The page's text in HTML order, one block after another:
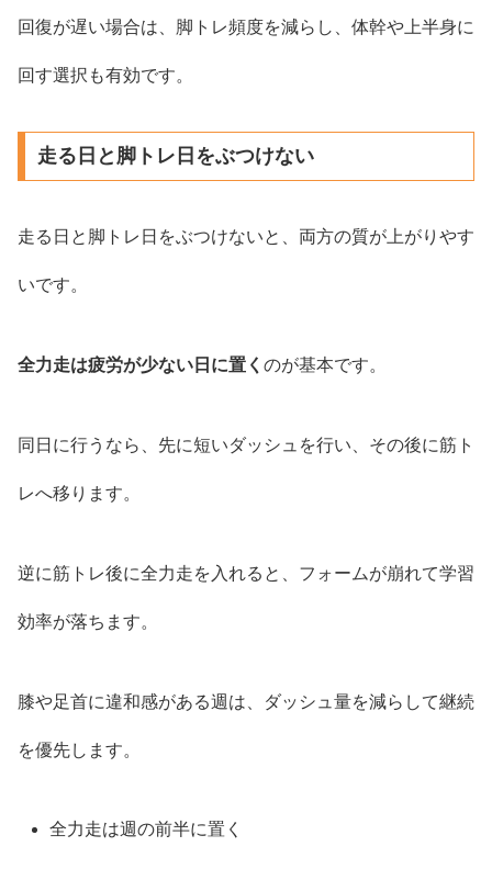
回復が遅い場合は、脚トレ頻度を減らし、体幹や上半身に
回す選択も有効です。
走る日と脚トレ日をぶつけない
走る日と脚トレ日をぶつけないと、両方の質が上がりやす
いです。
全力走は疲労が少ない日に置く のが基本です。
同日に行うなら、先に短いダッシュを行い、その後に筋ト
レへ移ります。
逆に筋トレ後に全力走を入れると、フォームが崩れて学習
効率が落ちます。
膝や足首に違和感がある週は、ダッシュ量を減らして継続
を優先します。
全力走は週の前半に置く